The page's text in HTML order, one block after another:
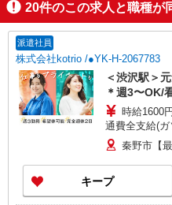
掲載
20件のこの求人と職種が
派遣社員
株式会社kotrio /●YK-H-2067783
＜渋沢駅＞
＊週3〜OK/
時給1600
通費全支給(ガ
秦野市【
キープ